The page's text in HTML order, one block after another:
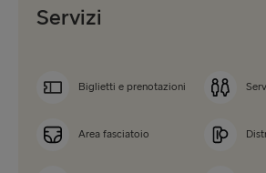
Servizi
Biglietti e prenotazioni
Area fasciatoio